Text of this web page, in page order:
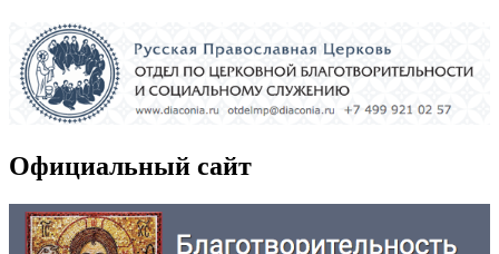
Официальный сайт